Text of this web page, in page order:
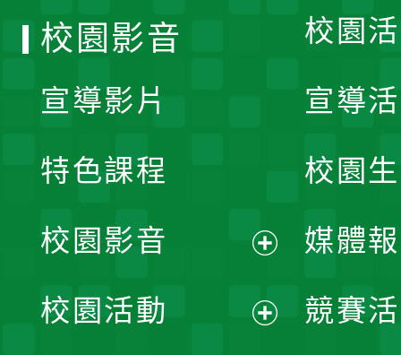
校園
宣導
校園
媒體
競賽
校園影音
宣導影片
特色課程
校園影音
開
校園活動